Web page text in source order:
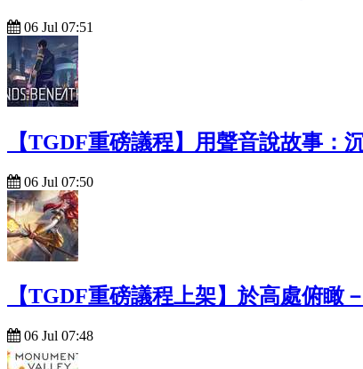
06 Jul 07:51
【TGDF重磅議程】用聲音說故事：
06 Jul 07:50
【TGDF重磅議程上架】於高處俯瞰
06 Jul 07:48